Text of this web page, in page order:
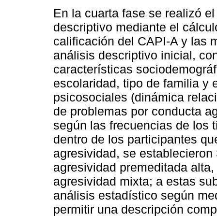
En la cuarta fase se realizó
descriptivo mediante el
calificación del CAPI-A y las
análisis descriptivo inicial,
características
escolaridad, tipo de familia y
psicosociales (dinámica
de problemas por conducta
según las frecuencias de los
dentro de los participantes
agresividad, se
agresividad premeditada
agresividad mixta; a estas
análisis estadístico según
permitir una descripción